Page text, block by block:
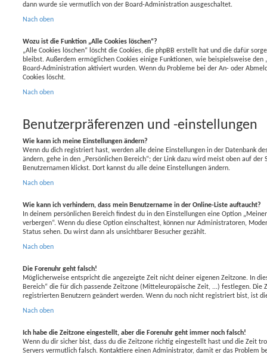
dann wurde sie vermutlich von der Board-Administration ausgeschaltet.
Nach oben
Wozu ist die Funktion „Alle Cookies löschen“?
„Alle Cookies löschen“ löscht die Cookies, die phpBB erstellt hat und die dafür
bleibst. Außerdem ermöglichen Cookies einige Funktionen, wie beispielsweise den
Board-Administration aktiviert wurden. Wenn du Probleme bei der An- oder
Cookies löscht.
Nach oben
Benutzerpräferenzen und -einstellungen
Wie kann ich meine Einstellungen ändern?
Wenn du dich registriert hast, werden alle deine Einstellungen in der Datenbank
ändern, gehe in den „Persönlichen Bereich“; der Link dazu wird meist oben auf
Benutzernamen klickst. Dort kannst du alle deine Einstellungen ändern.
Nach oben
Wie kann ich verhindern, dass mein Benutzername in der Online-Liste auftaucht?
In deinem persönlichen Bereich findest du in den Einstellungen eine Option
verbergen“. Wenn du diese Option einschaltest, können nur Administratoren,
Status sehen. Du wirst dann als unsichtbarer Besucher gezählt.
Nach oben
Die Forenuhr geht falsch!
Möglicherweise entspricht die angezeigte Zeit nicht deiner eigenen Zeitzone. In
Bereich“ die für dich passende Zeitzone (Mitteleuropäische Zeit, ...) festlegen. Die
registrierten Benutzern geändert werden. Wenn du noch nicht registriert bist, ist
Nach oben
Ich habe die Zeitzone eingestellt, aber die Forenuhr geht immer noch falsch!
Wenn du dir sicher bist, dass du die Zeitzone richtig eingestellt hast und die Zeit
Servers vermutlich falsch. Kontaktiere einen Administrator, damit er das Problem